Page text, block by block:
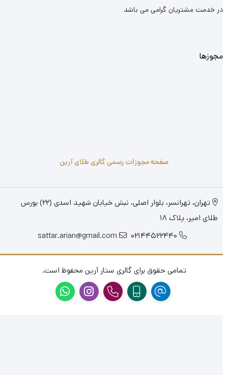
در خدمت مشتریان گرامی می باشد
مجوزها
صفحه مجوزات رسمی گالری طلای آرین
تهران، تهرانسر، بلوار اصلی، نبش خیابان شهید اسدی (22) بورس
طلای امیر، پلاک 18
02144522440
sattar.arian@gmail.com
تمامی حقوق برای گالری ستار آرین محفوظ است.